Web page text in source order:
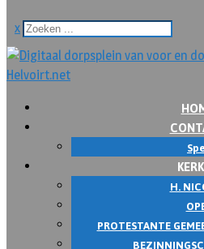
x
H.
PROTESTANTE